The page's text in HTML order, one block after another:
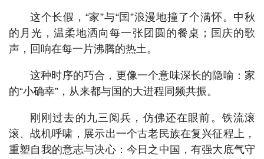
这个长假，“家”与“国”浪漫地撞了个满怀。中秋
的月光，温柔地洒向每一张团圆的餐桌；国庆的歌
声，回响在每一片沸腾的热土。
这种时序的巧合，更像一个意味深长的隐喻：家
的“小确幸”，从来都与国的大进程同频共振。
刚刚过去的九三阅兵，仿佛还在眼前。铁流滚
滚、战机呼啸，展示出一个古老民族在复兴征程上，
重塑自我的意志与决心：今日之中国，有强大底气守